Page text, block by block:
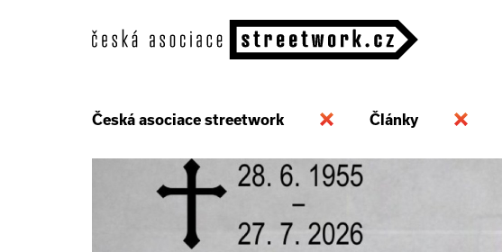
Česká asociace streetwork Články